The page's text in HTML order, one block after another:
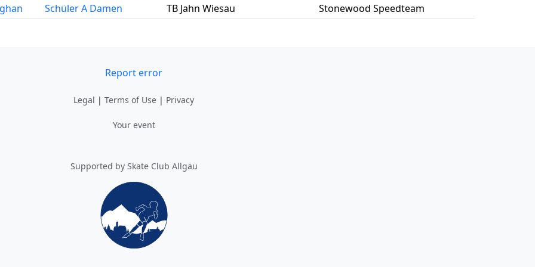
Schüler A Damen TB Jahn Wiesau Stonewood Speedteam
Report error
Legal | Terms of Use | Privacy
Your event
Supported by Skate Club Allgäu